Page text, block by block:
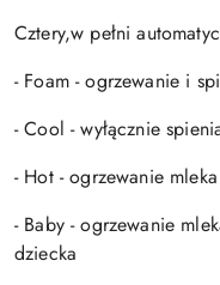
Cztery,w pełni
- Foam - ogrzewanie i
- Cool - wyłącznie
- Hot - ogrzewanie
- Baby - ogrzewanie
dziecka